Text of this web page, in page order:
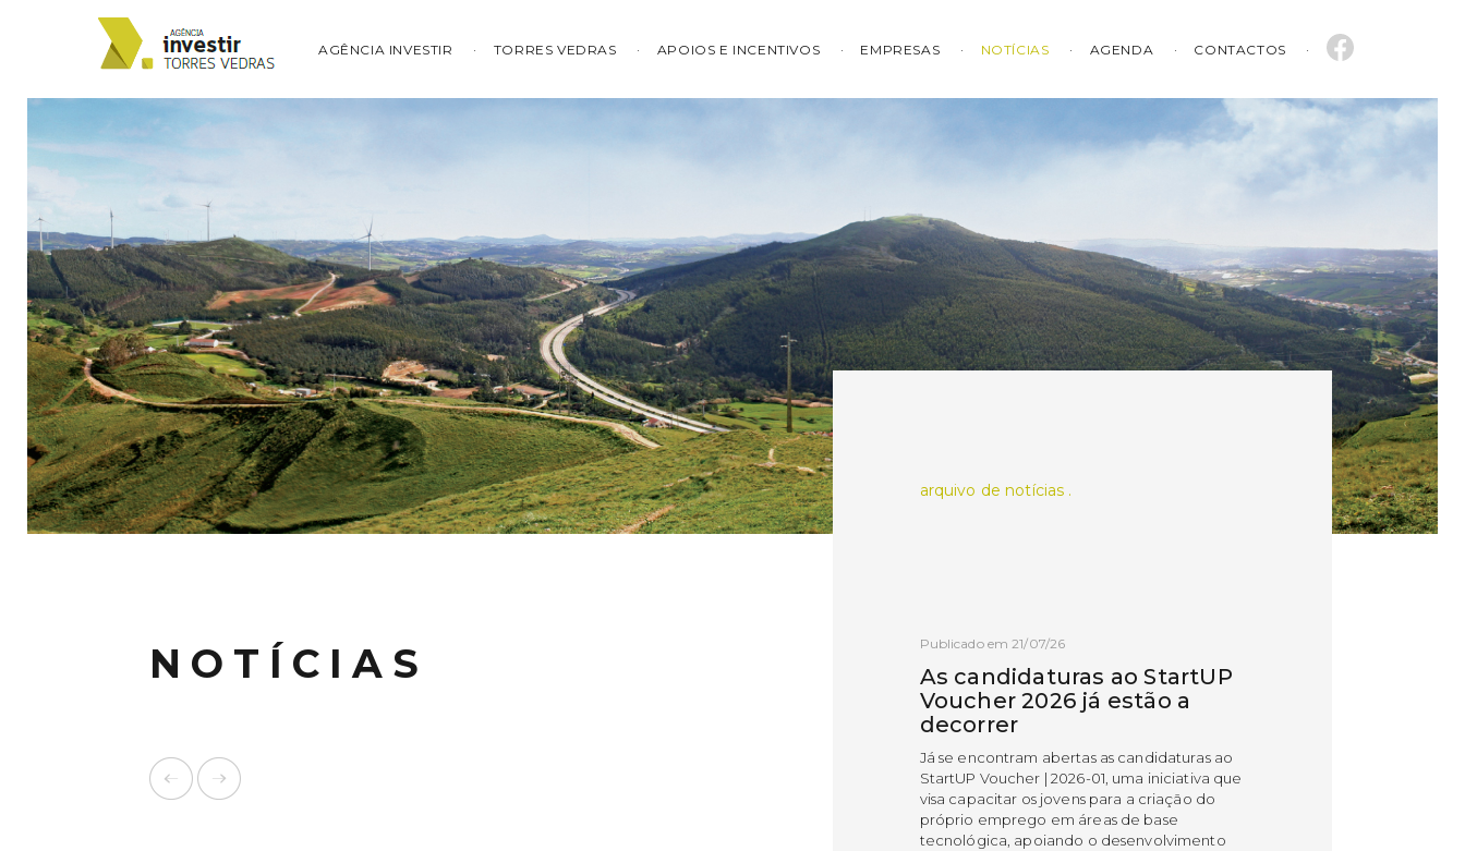
AGÊNCIA INVESTIR TORRES VEDRAS APOIOS E INCENTIVOS EMPRESAS NOTÍCIAS AGENDA CONTACTOS
NOTÍCIAS
arquivo de notícias .
Publicado em 21/07/26
As candidaturas ao StartUP
Voucher 2026 já estão a
decorrer
Já se encontram abertas as candidaturas ao
StartUP Voucher | 2026-01, uma iniciativa que
visa capacitar os jovens para a criação do
próprio emprego em áreas de base
tecnológica, apoiando o desenvolvimento